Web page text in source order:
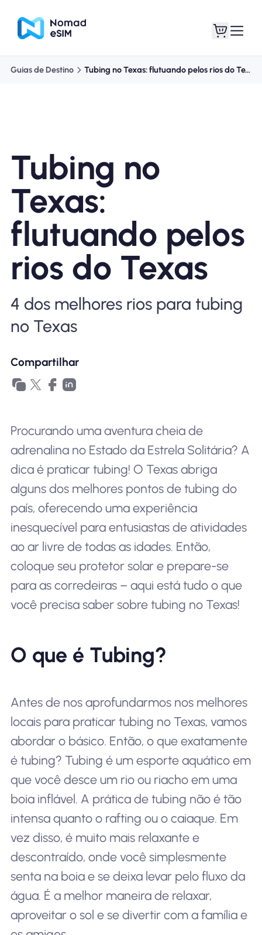
Planos de loja
Sobre o eSIM
Por que Nomad eSIM
Usando um eSIM
Para negócios
Guias de Destino Tubing no Texas: flutuando pelos rios do Texas
Tubing no
Texas:
flutuando pelos
rios do Texas
4 dos melhores rios para tubing
no Texas
Compartilhar
Procurando uma aventura cheia de
adrenalina no Estado da Estrela Solitária? A
dica é praticar tubing! O Texas abriga
alguns dos melhores pontos de tubing do
país, oferecendo uma experiência
inesquecível para entusiastas de atividades
ao ar livre de todas as idades. Então,
coloque seu protetor solar e prepare-se
para as corredeiras – aqui está tudo o que
você precisa saber sobre tubing no Texas!
O que é Tubing?
Antes de nos aprofundarmos nos melhores
locais para praticar tubing no Texas, vamos
abordar o básico. Então, o que exatamente
é tubing? Tubing é um esporte aquático em
que você desce um rio ou riacho em uma
boia inflável. A prática de tubing não é tão
intensa quanto o rafting ou o caiaque. Em
vez disso, é muito mais relaxante e
descontraído, onde você simplesmente
senta na boia e se deixa levar pelo fluxo da
água. É a melhor maneira de relaxar,
aproveitar o sol e se divertir com a família e